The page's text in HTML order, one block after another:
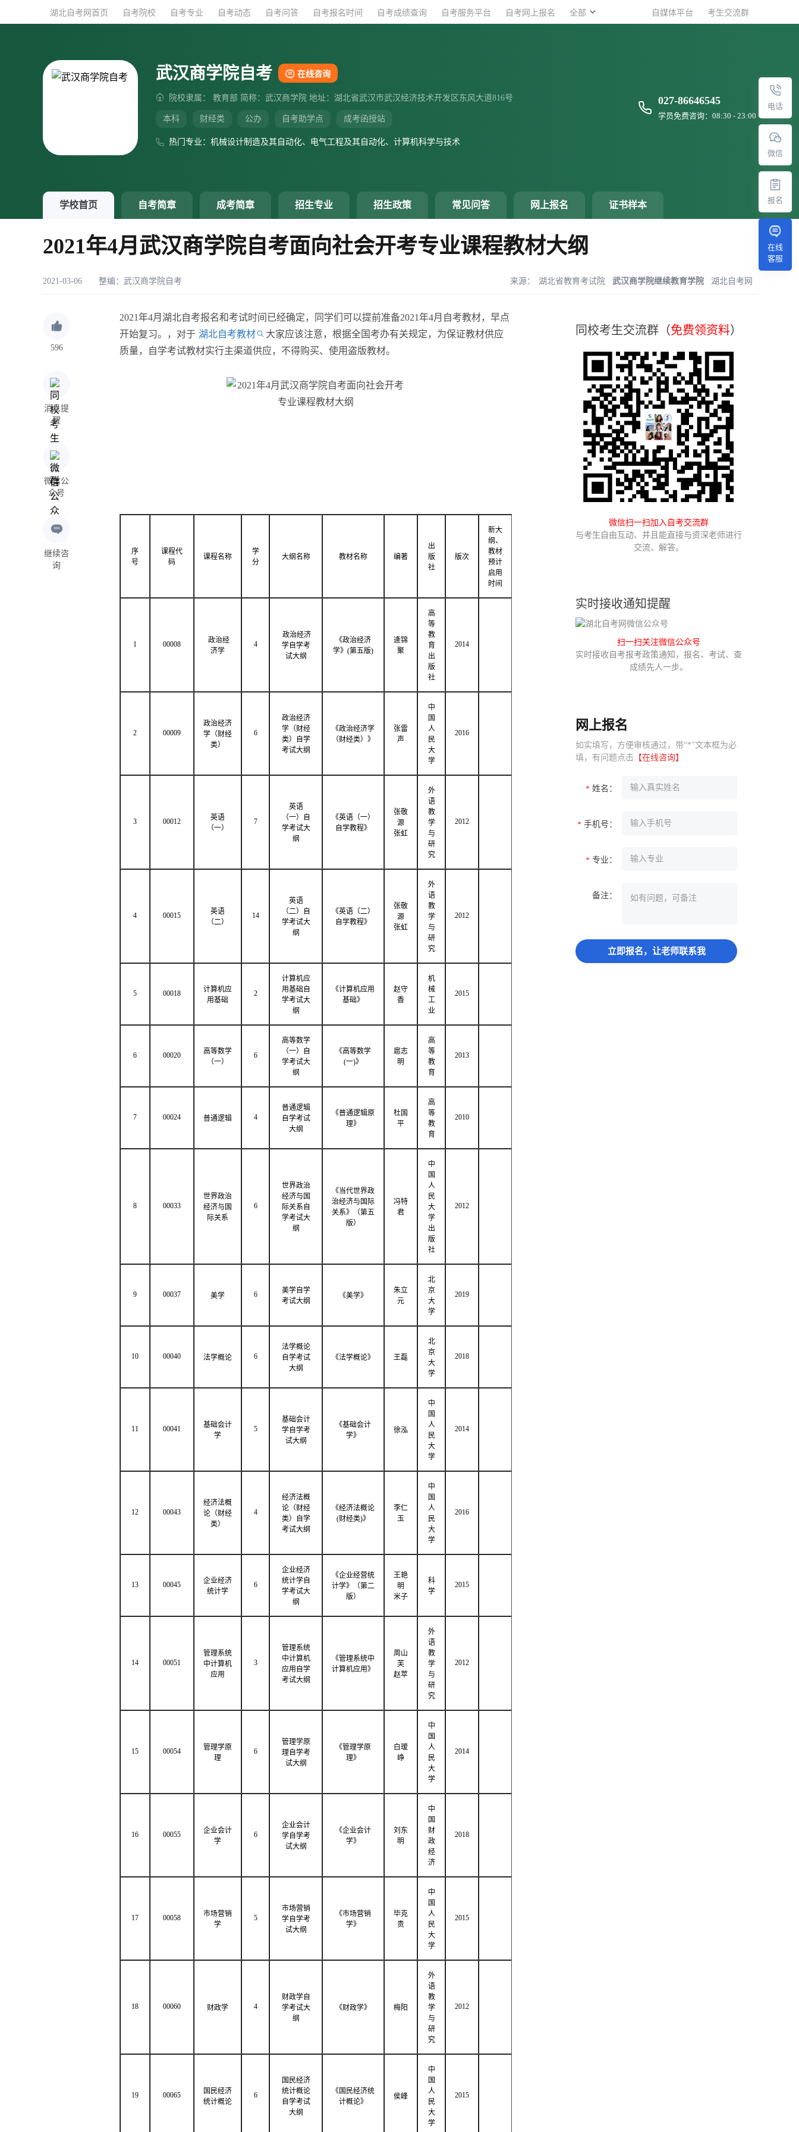
湖北自考网首页 自考院校 自考专业 自考动态 自考问答 自考报名时间 自考成绩查询 自考服务平台 自考网上报名 全部 自媒体平台 考生交流群
武汉商学院自考 在线咨询
院校隶属： 教育部 简称：武汉商学院 地址：湖北省武汉市武汉经济技术开发区东风大道816号
本科 财经类 公办 自考助学点 成考函授站
热门专业：机械设计制造及其自动化、电气工程及其自动化、计算机科学与技术
027-86646545
学员免费咨询：08:30 - 23:00
学校首页 自考简章 成考简章 招生专业 招生政策 常见问答 网上报名 证书样本
电话
微信
报名
在线
客服
2021年4月武汉商学院自考面向社会开考专业课程教材大纲
2021-03-06 整编： 武汉商学院自考 来源： 湖北省教育考试院 武汉商学院继续教育学院 湖北自考网
596
消息提
醒
微信公
众号
继续咨
询
2021年4月湖北自考报名和考试时间已经确定，同学们可以提前准备2021年4月自考教材，早点
开始复习。，对于 湖北自考教材
大家应该注意，根据全国考办有关规定，为保证教材供应
质量，自学考试教材实行主渠道供应，不得购买、使用盗版教材。
序
号
课程代
码
课程名称
学
分
大纲名称 教材名称 编著
出
版
社
版次
新大
纲、
教材
预计
启用
时间
1 00008
政治经
济学
4
政治经济
学自学考
试大纲
《政治经济
学》(第五版)
逄锦
聚
高
等
教
育
出
版
社
2014
2 00009
政治经济
学（财经
类）
6
政治经济
学（财经
类）自学
考试大纲
《政治经济学
（财经类）》
张雷
声
中
国
人
民
大
学
2016
3 00012
英语
（一）
7
英语
（一）自
学考试大
纲
《英语（一）
自学教程》
张敬
源
张虹
外
语
教
学
与
研
究
2012
4 00015
英语
（二）
14
英语
（二）自
学考试大
纲
《英语（二）
自学教程》
张敬
源
张虹
外
语
教
学
与
研
究
2012
5 00018
计算机应
用基础
2
计算机应
用基础自
学考试大
纲
《计算机应用
基础》
赵守
香
机
械
工
业
2015
6 00020
高等数学
（一）
6
高等数学
（一）自
学考试大
纲
《高等数学
(一)》
扈志
明
高
等
教
育
2013
7 00024 普通逻辑 4
普通逻辑
自学考试
大纲
《普通逻辑原
理》
杜国
平
高
等
教
育
2010
8 00033
世界政治
经济与国
际关系
6
世界政治
经济与国
际关系自
学考试大
纲
《当代世界政
治经济与国际
关系》（第五
版）
冯特
君
中
国
人
民
大
学
出
版
社
2012
9 00037 美学 6
美学自学
考试大纲
《美学》
朱立
元
北
京
大
学
2019
10 00040 法学概论 6
法学概论
自学考试
大纲
《法学概论》 王磊
北
京
大
学
2018
11 00041
基础会计
学
5
基础会计
学自学考
试大纲
《基础会计
学》
徐泓
中
国
人
民
大
学
2014
12 00043
经济法概
论（财经
类）
4
经济法概
论（财经
类）自学
考试大纲
《经济法概论
(财经类)》
李仁
玉
中
国
人
民
大
学
2016
13 00045
企业经济
统计学
6
企业经济
统计学自
学考试大
纲
《企业经营统
计学》（第二
版）
王艳
明
米子
科
学
2015
14 00051
管理系统
中计算机
应用
3
管理系统
中计算机
应用自学
考试大纲
《管理系统中
计算机应用》
周山
芙
赵苹
外
语
教
学
与
研
究
2012
15 00054
管理学原
理
6
管理学原
理自学考
试大纲
《管理学原
理》
白瑷
峥
中
国
人
民
大
学
2014
16 00055
企业会计
学
6
企业会计
学自学考
试大纲
《企业会计
学》
刘东
明
中
国
财
政
经
济
2018
17 00058
市场营销
学
5
市场营销
学自学考
试大纲
《市场营销
学》
毕克
贵
中
国
人
民
大
学
2015
18 00060 财政学 4
财政学自
学考试大
纲
《财政学》 梅阳
外
语
教
学
与
研
究
2012
19 00065
国民经济
统计概论
6
国民经济
统计概论
自学考试
大纲
《国民经济统
计概论》
侯峰
中
国
人
民
大
学
2015
同校考生交流群（免费领资料）
微信扫一扫加入自考交流群
与考生自由互动、并且能直接与资深老师进行
交流、解答。
湖北自考网首页 自考院校 自考专业 自考动态 自考问答 自考报名时间 自考成绩查询 自考服务平台 自考网上报名 全部 自媒体平台 考生交流群
实时接收通知提醒
扫一扫关注微信公众号
实时接收自考报考政策通知，报名、考试、查
成绩先人一步。
网上报名
如实填写，方便审核通过，带“*”文本框为必
填，有问题点击 【在线咨询】
* 姓名：
* 手机号：
* 专业：
备注：